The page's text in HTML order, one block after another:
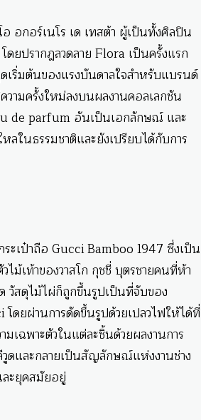
อกอร์เนโร เด เทสต้า ผู้เป็นทั้งศิลปิน
ยปรากฎลวดลาย Flora เป็นครั้งแรก
เริ่มต้นของแรงบันดาลใจสำหรับแบรนด์
ามครั้งใหม่ลงบนผลงานคอลเลกชัน
de parfum อันเป็นเอกลักษณ์ และ
ในธรรมชาติและยังเปรียบได้กับการ
ะเป๋าถือ Gucci Bamboo 1947 ซึ่งเป็น
เท้าของวาสโก กุชชี่ บุตรชายคนที่ห้า
วัสดุไม้ไผ่ก็ถูกขึ้นรูปเป็นที่จับของ
โดยผ่านการดัดขึ้นรูปด้วยเปลวไฟให้ได้ที่
เฉพาะตัวในแต่ละชิ้นด้วยผลงานการ
ดและกลายเป็นสัญลักษณ์แห่งงานช่าง
ะยุคสมัยอยู่